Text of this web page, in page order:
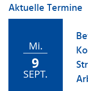
Aktuelle Termine
Mi.
9
SEPT.